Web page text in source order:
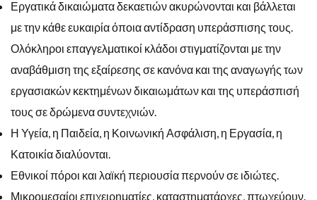
Εργατικά δικαιώματα δεκαετιών ακυρώνονται και βάλλεται
με την κάθε ευκαιρία όποια αντίδραση υπεράσπισης τους.
Ολόκληροι επαγγελματικοί κλάδοι στιγματίζονται με την
αναβάθμιση της εξαίρεσης σε κανόνα και της αναγωγής των
εργασιακών κεκτημένων δικαιωμάτων και της υπεράσπισή
τους σε δρώμενα συντεχνιών.
Η Υγεία, η Παιδεία, η Κοινωνική Ασφάλιση, η Εργασία, η
Κατοικία διαλύονται.
Εθνικοί πόροι και λαϊκή περιουσία περνούν σε ιδιώτες.
Μικρομεσαίοι επιχειρηματίες, καταστηματάρχες, πτωχεύουν.